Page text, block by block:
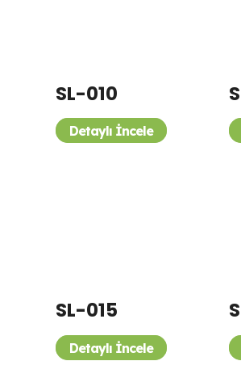
SL-010
Detaylı İncele
SL-015
Detaylı İncele